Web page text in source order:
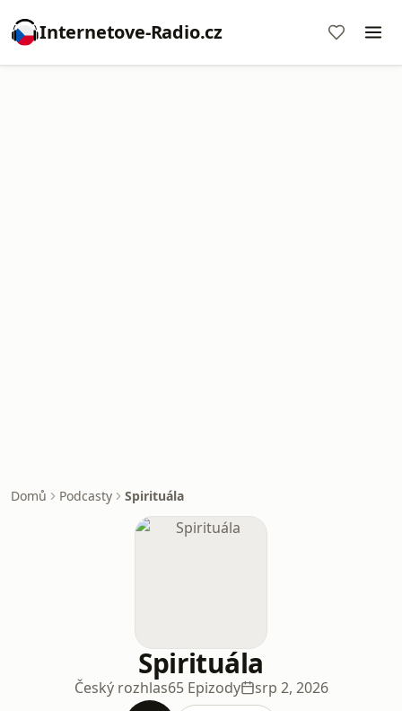
Internetove-Radio.cz
Domů Podcasty Spirituála
Spirituála
Český rozhlas65 Epizody srp 2, 2026